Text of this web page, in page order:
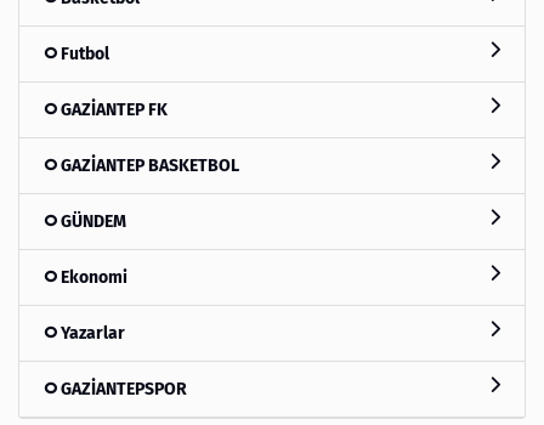
Futbol
GAZİANTEP FK
GAZİANTEP BASKETBOL
GÜNDEM
Ekonomi
Yazarlar
GAZİANTEPSPOR